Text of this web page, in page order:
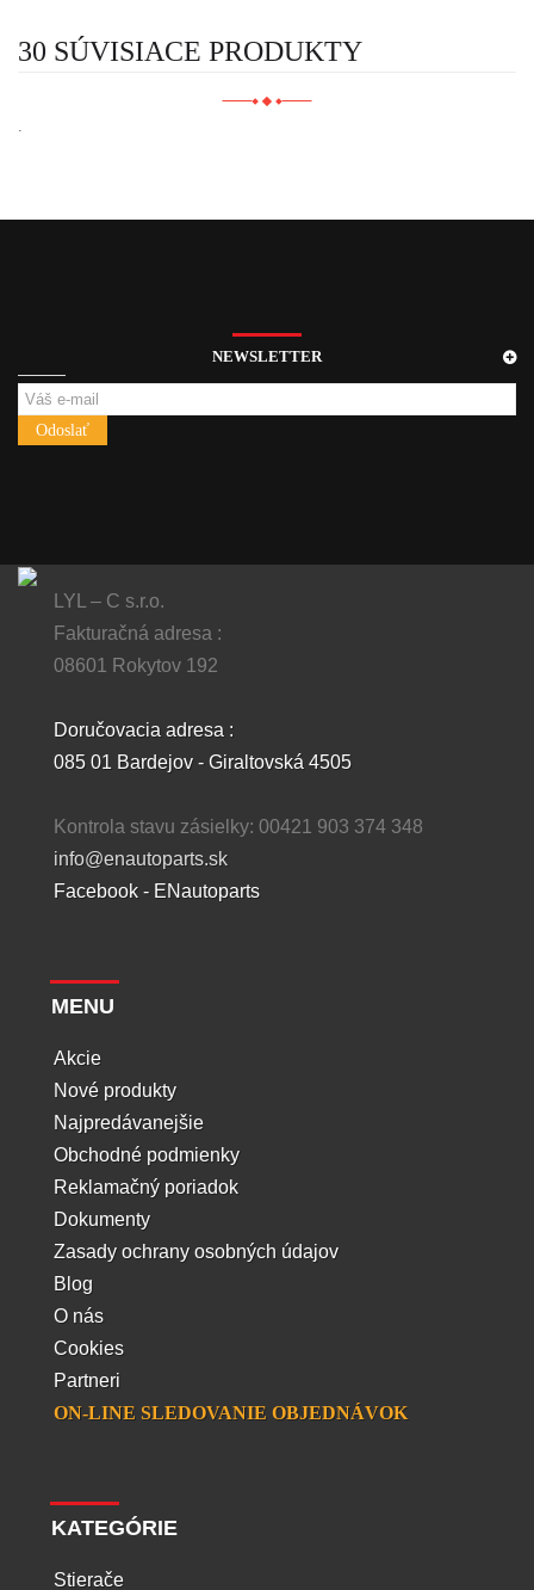
30 SÚVISIACE PRODUKTY
NEWSLETTER
Odoslať
LYL – C s.r.o.
Fakturačná adresa :
08601 Rokytov 192
Doručovacia adresa :
085 01 Bardejov - Giraltovská 4505
Kontrola stavu zásielky: 00421 903 374 348
info@enautoparts.sk
Facebook - ENautoparts
MENU
Akcie
Nové produkty
Najpredávanejšie
Obchodné podmienky
Reklamačný poriadok
Dokumenty
Zasady ochrany osobných údajov
Blog
O nás
Cookies
Partneri
ON-LINE SLEDOVANIE OBJEDNÁVOK
KATEGÓRIE
Stierače